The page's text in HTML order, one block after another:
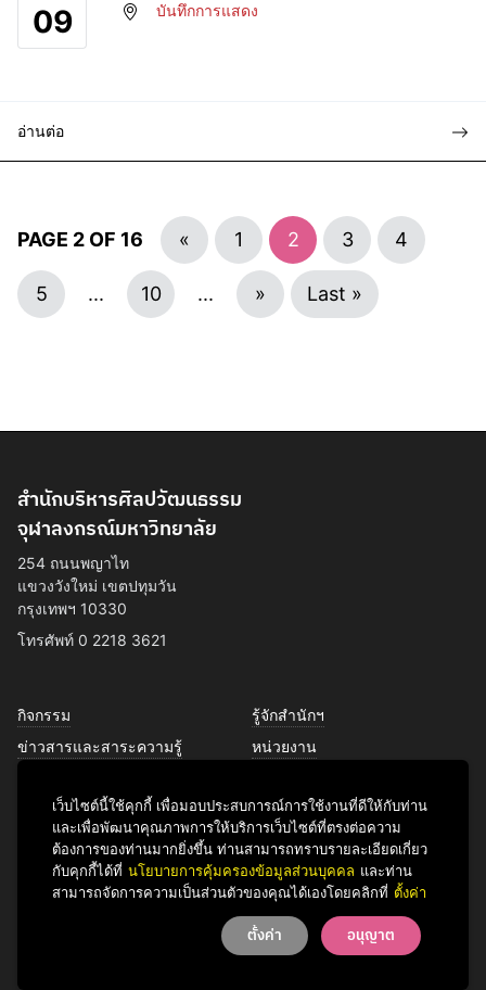
09
บันทึกการแสดง
อ่านต่อ
PAGE 2 OF 16 « 1 2 3 4
5 ... 10 ... » Last »
สำนักบริหารศิลปวัฒนธรรม
จุฬาลงกรณ์มหาวิทยาลัย
254 ถนนพญาไท
แขวงวังใหม่ เขตปทุมวัน
กรุงเทพฯ 10330
โทรศัพท์ 0 2218 3621
กิจกรรม
ข่าวสารและสาระความรู้
ศิลปวัฒนธรรม
รู้จักสำนักฯ
หน่วยงาน
บริการของเรา
ติดต่อเรา
Instagram TikTok
© 2026 Office of Art & Culture, Chulalongkorn University
เว็บไซต์นี้ใช้คุกกี้ เพื่อมอบประสบการณ์การใช้งานที่ดีให้กับท่าน
และเพื่อพัฒนาคุณภาพการให้บริการเว็บไซต์ที่ตรงต่อความ
ต้องการของท่านมากยิ่งขึ้น ท่านสามารถทราบรายละเอียดเกี่ยว
กับคุกกี้ได้ที่ นโยบายการคุ้มครองข้อมูลส่วนบุคคล และท่าน
สามารถจัดการความเป็นส่วนตัวของคุณได้เองโดยคลิกที่ ตั้งค่า
ตั้งค่า อนุญาต